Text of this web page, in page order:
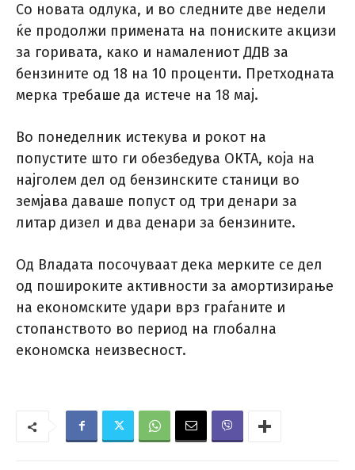
Со новата одлука, и во следните две недели
ќе продолжи примената на пониските акцизи
за горивата, како и намалениот ДДВ за
бензините од 18 на 10 проценти. Претходната
мерка требаше да истече на 18 мај.
Во понеделник истекува и рокот на
попустите што ги обезбедува ОКТА, која на
најголем дел од бензинските станици во
земјава даваше попуст од три денари за
литар дизел и два денари за бензините.
Од Владата посочуваат дека мерките се дел
од пошироките активности за амортизирање
на економските удари врз граѓаните и
стопанството во период на глобална
економска неизвесност.